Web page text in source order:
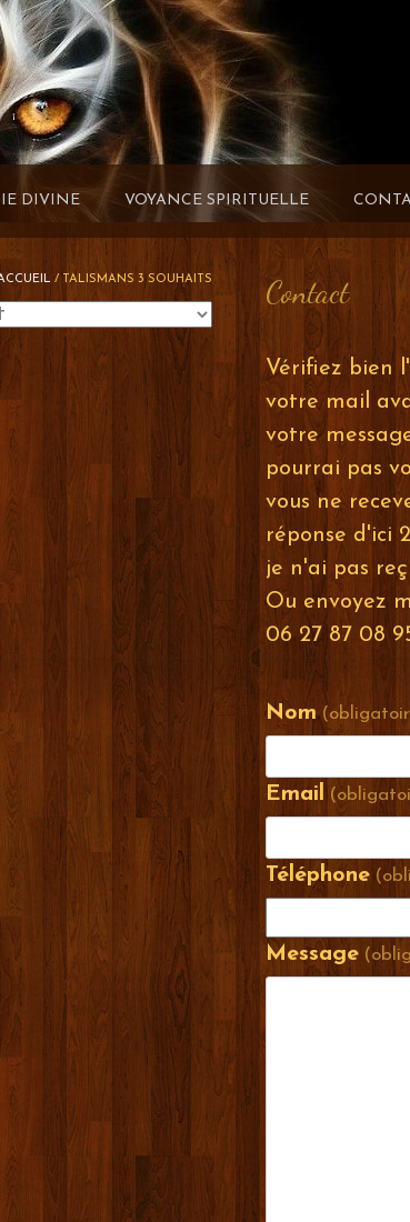
DIVINE VOYANCE SPIRITUELLE
/ TALISMANS 3 SOUHAITS Contact
Vérifiez bien
votre mail
votre
pourrai pas
vous ne
réponse d'ici
je n'ai pas
Ou envoyez
06 27 87 08
Nom
Email
Téléphone
Message